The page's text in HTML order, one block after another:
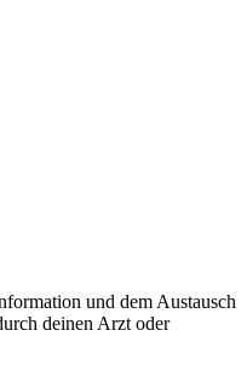
und dem Austausch
deinen Arzt oder